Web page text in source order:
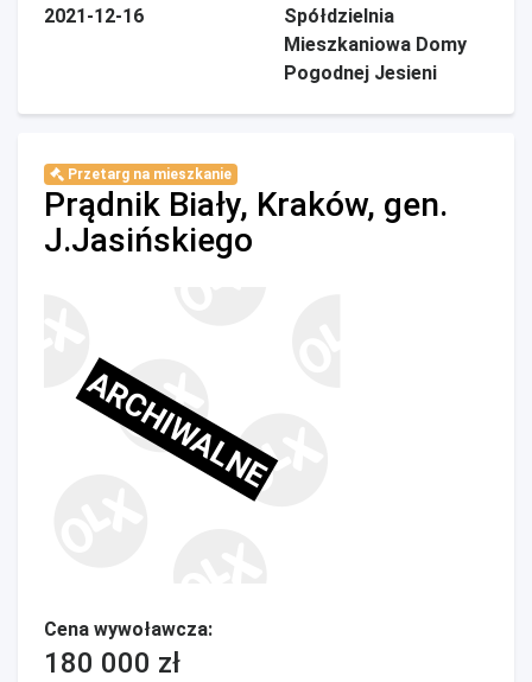
2021-12-16
Spółdzielnia
Mieszkaniowa Domy
Pogodnej Jesieni
Przetarg na mieszkanie
Prądnik Biały, Kraków, gen.
J.Jasińskiego
ARCHIWALNE
Cena wywoławcza:
180 000 zł